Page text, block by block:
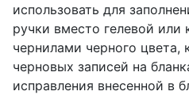
использовать для
ручки вместо гелевой или
чернилами черного
черновых записей на
исправления внесенной в